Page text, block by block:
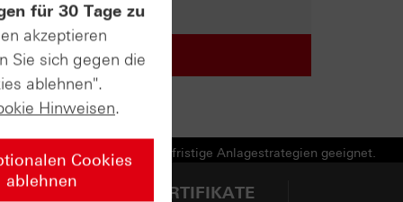
Produkte und nicht für langfristige Anlagestrategien geeignet.
@HSBCZERTIFIKATE
für 30 Tage zu
akzeptieren
Sie sich gegen die
ablehnen".
Hinweisen.
Cookies
ablehnen